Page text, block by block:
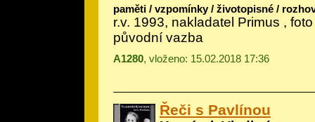
paměti / vzpomínky / životopisné /
r.v. 1993, nakladatel Primus ,
původní vazba
A1280, vloženo: 15.02.2018 17:36
Řeči s Pavlínou